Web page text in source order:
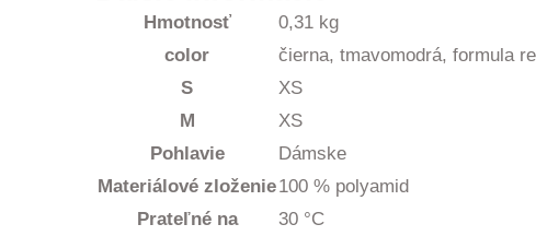
Hmotnosť
0,31 kg
color
čierna, tmavomodrá, formula
S
XS
M
XS
Pohlavie
Dámske
Materiálové zloženie100 % polyamid
Prateľné na
30 °C